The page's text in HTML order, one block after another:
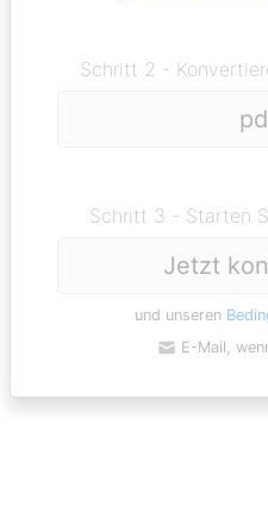
Schritt 2 -
Schritt 3 - Starten
Jetzt
und unseren
E-Mail,